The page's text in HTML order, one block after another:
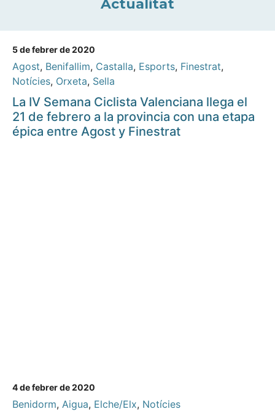
Actualitat
5 de febrer de 2020
Agost, Benifallim, Castalla, Esports, Finestrat,
Notícies, Orxeta, Sella
La IV Semana Ciclista Valenciana llega el
21 de febrero a la provincia con una etapa
épica entre Agost y Finestrat
4 de febrer de 2020
Benidorm, Aigua, Elche/Elx, Notícies